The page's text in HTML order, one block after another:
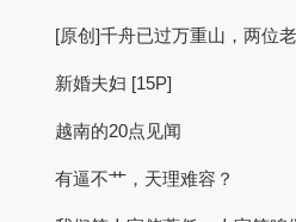
[原创]千舟已过万重山，两位
新婚夫妇 [15P]
越南的20点见闻
有逼不艹，天理难容？